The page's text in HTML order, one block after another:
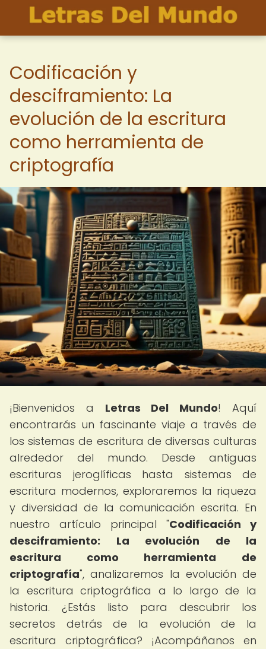
Codificación y
desciframiento: La
evolución de la escritura
como herramienta de
criptografía
¡Bienvenidos a Letras Del Mundo! Aquí
encontrarás un fascinante viaje a través de
los sistemas de escritura de diversas culturas
alrededor del mundo. Desde antiguas
escrituras jeroglíficas hasta sistemas de
escritura modernos, exploraremos la riqueza
y diversidad de la comunicación escrita. En
nuestro artículo principal "Codificación y
desciframiento: La evolución de la
escritura como herramienta de
criptografía", analizaremos la evolución de
la escritura criptográfica a lo largo de la
historia. ¿Estás listo para descubrir los
secretos detrás de la evolución de la
escritura criptográfica? ¡Acompáñanos en